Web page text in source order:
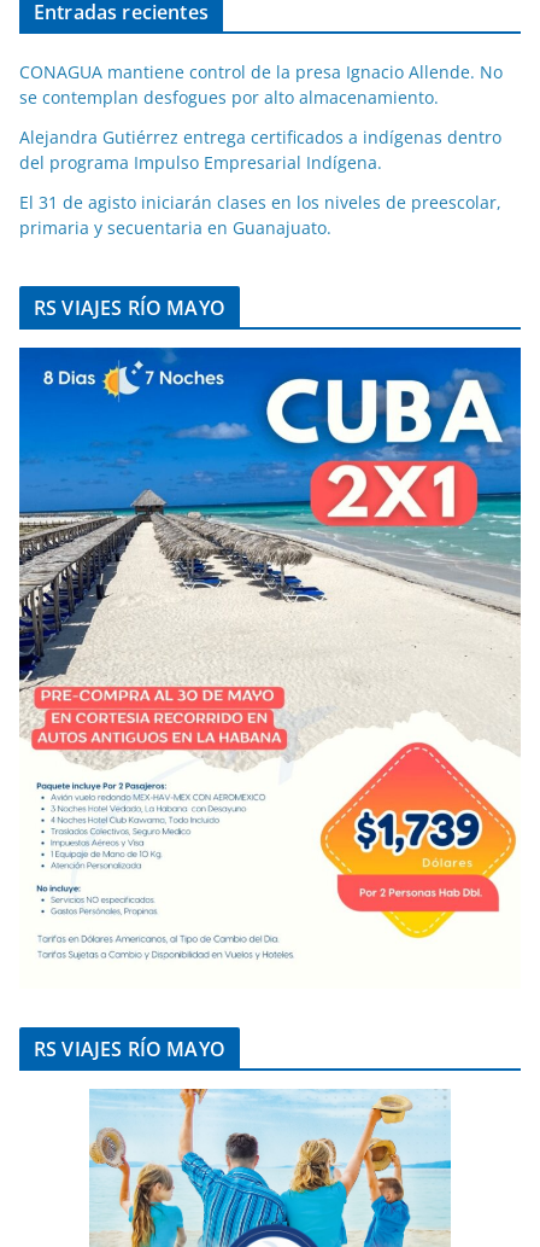
Entradas recientes
CONAGUA mantiene control de la presa Ignacio Allende. No
se contemplan desfogues por alto almacenamiento.
Alejandra Gutiérrez entrega certificados a indígenas dentro
del programa Impulso Empresarial Indígena.
El 31 de agisto iniciarán clases en los niveles de preescolar,
primaria y secuentaria en Guanajuato.
RS VIAJES RÍO MAYO
RS VIAJES RÍO MAYO